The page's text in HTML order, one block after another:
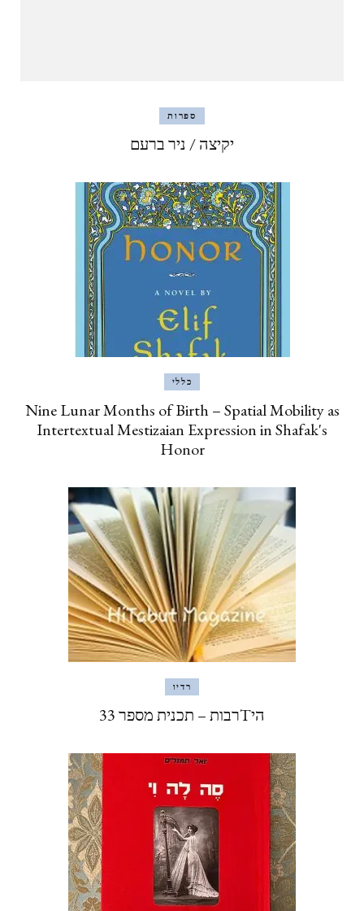
ספרות
יקיצה / ניר ברעם
כללי
Nine Lunar Months of Birth – Spatial Mobility as
Intertextual Mestizaian Expression in Shafak's
Honor
רדיו
היTרבות – תכנית מספר 33